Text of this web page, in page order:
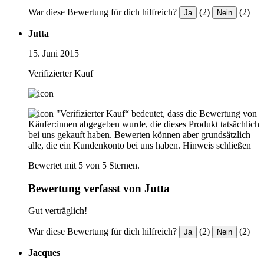
War diese Bewertung für dich hilfreich? Ja (2) Nein (2)
Jutta
15. Juni 2015
Verifizierter Kauf
"Verifizierter Kauf“ bedeutet, dass die Bewertung von
Käufer:innen abgegeben wurde, die dieses Produkt tatsächlich
bei uns gekauft haben. Bewerten können aber grundsätzlich
alle, die ein Kundenkonto bei uns haben. Hinweis schließen
Bewertet mit 5 von 5 Sternen.
Bewertung verfasst von Jutta
Gut verträglich!
War diese Bewertung für dich hilfreich? Ja (2) Nein (2)
Jacques